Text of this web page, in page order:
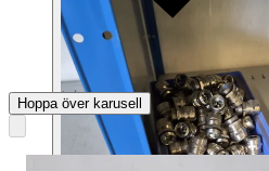
Hoppa över karusell